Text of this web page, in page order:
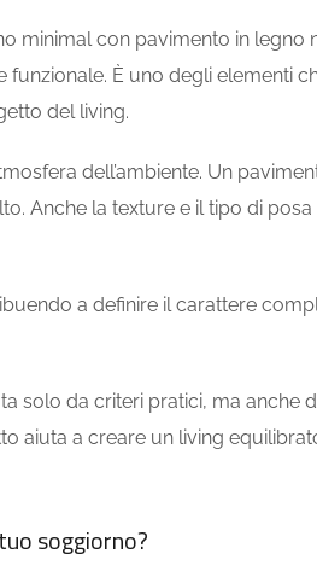
È uno degli elementi
del living.
dell’ambiente. Un
Anche la texture e il tipo di
a definire il carattere
solo da criteri pratici, ma anche
aiuta a creare un living
soggiorno?